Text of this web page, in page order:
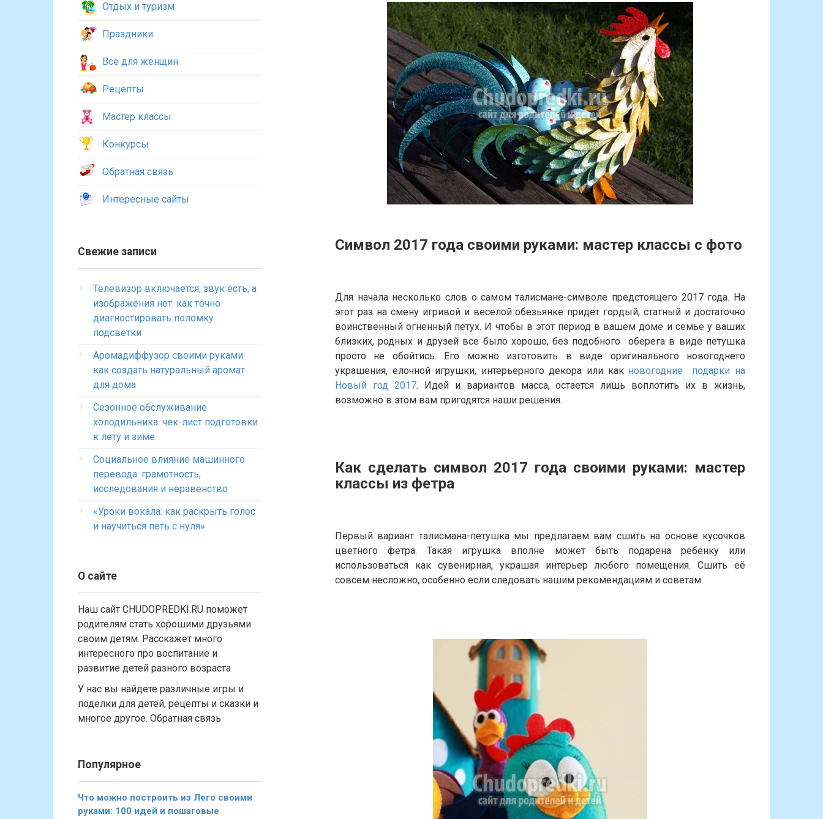
Символ 2017 года своими руками: мастер классы с фото
Для начала несколько слов о самом талисмане-символе предстоящего 2017 года. На
этот раз на смену игривой и веселой обезьянке придет гордый, статный и достаточно
воинственный огненный петух. И чтобы в этот период в вашем доме и семье у ваших
близких, родных и друзей все было хорошо, без подобного оберега в виде петушка
просто не обойтись. Его можно изготовить в виде оригинального новогоднего
украшения, елочной игрушки, интерьерного декора или как новогодние подарки на
Новый год 2017. Идей и вариантов масса, остается лишь воплотить их в жизнь,
возможно в этом вам пригодятся наши решения.
Как сделать символ 2017 года своими руками: мастер
классы из фетра
Первый вариант талисмана-петушка мы предлагаем вам сшить на основе кусочков
цветного фетра. Такая игрушка вполне может быть подарена ребенку или
использоваться как сувенирная, украшая интерьер любого помещения. Сшить её
совсем несложно, особенно если следовать нашим рекомендациям и советам.
Отдых и туризм
Праздники
Все для женщин
Рецепты
Мастер классы
Конкурсы
Обратная связь
Интересные сайты
Свежие записи
Телевизор включается, звук есть, а
изображения нет: как точно
диагностировать поломку
подсветки
Аромадиффузор своими руками:
как создать натуральный аромат
для дома
Сезонное обслуживание
холодильника: чек-лист подготовки
к лету и зиме
Социальное влияние машинного
перевода: грамотность,
исследования и неравенство
«Уроки вокала: как раскрыть голос
и научиться петь с нуля»
О сайте
Наш сайт CHUDOPREDKI.RU поможет
родителям стать хорошими друзьями
своим детям. Расскажет много
интересного про воспитание и
развитие детей разного возраста
У нас вы найдете различные игры и
поделки для детей, рецепты и сказки и
многое другое. Обратная связь
Популярное
Что можно построить из Лего своими
руками: 100 идей и пошаговые